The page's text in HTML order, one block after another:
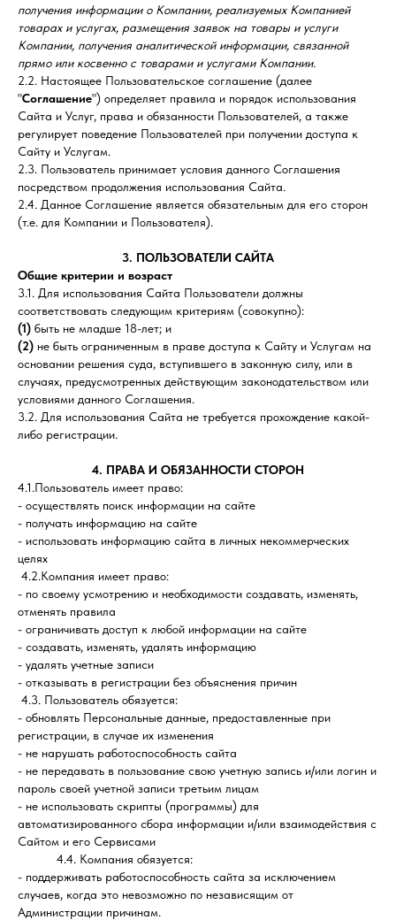
получения информации о Компании, реализуемых Компанией
товарах и услугах, размещения заявок на товары и услуги
Компании, получения аналитической информации, связанной
прямо или косвенно с товарами и услугами Компании.
2.2. Настоящее Пользовательское соглашение (далее
"Соглашение") определяет правила и порядок использования
Сайта и Услуг, права и обязанности Пользователей, а также
регулирует поведение Пользователей при получении доступа к
Сайту и Услугам.
2.3. Пользователь принимает условия данного Соглашения
посредством продолжения использования Сайта.
2.4. Данное Соглашение является обязательным для его сторон
(т.е. для Компании и Пользователя).
3. ПОЛЬЗОВАТЕЛИ САЙТА
Общие критерии и возраст
3.1. Для использования Сайта Пользователи должны
соответствовать следующим критериям (совокупно):
(1) быть не младше 18-лет; и
(2) не быть ограниченным в праве доступа к Сайту и Услугам на
основании решения суда, вступившего в законную силу, или в
случаях, предусмотренных действующим законодательством или
условиями данного Соглашения.
3.2. Для использования Сайта не требуется прохождение какой-
либо регистрации.
4. ПРАВА И ОБЯЗАННОСТИ СТОРОН
4.1.Пользователь имеет право:
- осуществлять поиск информации на сайте
- получать информацию на сайте
- использовать информацию сайта в личных некоммерческих
целях
4.2.Компания имеет право:
- по своему усмотрению и необходимости создавать, изменять,
отменять правила
- ограничивать доступ к любой информации на сайте
- создавать, изменять, удалять информацию
- удалять учетные записи
- отказывать в регистрации без объяснения причин
4.3. Пользователь обязуется:
- обновлять Персональные данные, предоставленные при
регистрации, в случае их изменения
- не нарушать работоспособность сайта
- не передавать в пользование свою учетную запись и/или логин и
пароль своей учетной записи третьим лицам
- не использовать скрипты (программы) для
автоматизированного сбора информации и/или взаимодействия с
Сайтом и его Сервисами
4.4. Компания обязуется:
- поддерживать работоспособность сайта за исключением
случаев, когда это невозможно по независящим от
Администрации причинам.